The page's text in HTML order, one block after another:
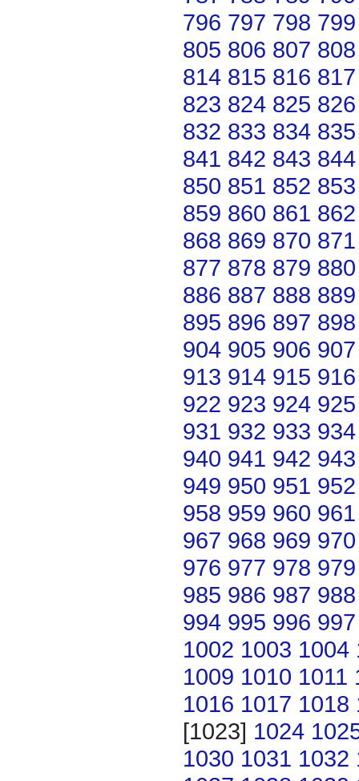
796 797 798 799
805 806 807 808
814 815 816 817
823 824 825 826
832 833 834 835
841 842 843 844
850 851 852 853
859 860 861 862
868 869 870 871
877 878 879 880
886 887 888 889
895 896 897 898
904 905 906 907
913 914 915 916
922 923 924 925
931 932 933 934
940 941 942 943
949 950 951 952
958 959 960 961
967 968 969 970
976 977 978 979
985 986 987 988
994 995 996 997
1002 1003 1004
1009 1010 1011
1016 1017 1018
[1023] 1024
1030 1031 1032